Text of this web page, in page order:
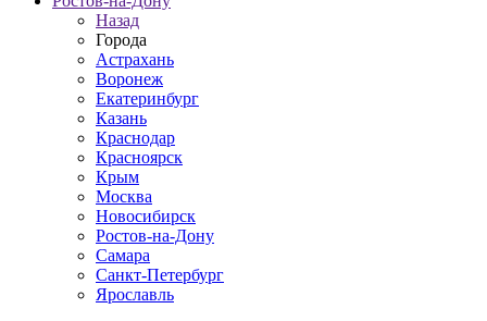
Назад
Города
Астрахань
Воронеж
Екатеринбург
Казань
Краснодар
Красноярск
Крым
Москва
Новосибирск
Ростов-на-Дону
Самара
Санкт-Петербург
Ярославль